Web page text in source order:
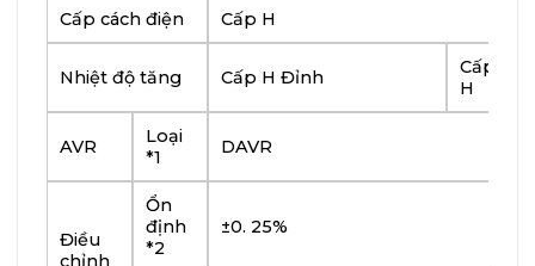
Cấp cách điện Cấp H
Nhiệt độ tăng Cấp H Đỉnh
Cấp
H
AVR
Loại
*1
DAVR
Điều
chỉnh
Ổn
định
*2
±0. 25%